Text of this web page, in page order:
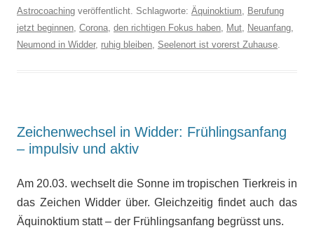
Astrocoaching veröffentlicht. Schlagworte: Äquinoktium, Berufung
jetzt beginnen, Corona, den richtigen Fokus haben, Mut, Neuanfang,
Neumond in Widder, ruhig bleiben, Seelenort ist vorerst Zuhause.
Zeichenwechsel in Widder: Frühlingsanfang
– impulsiv und aktiv
Am 20.03. wechselt die Sonne im tropischen Tierkreis in
das Zeichen Widder über. Gleichzeitig findet auch das
Äquinoktium statt – der Frühlingsanfang begrüsst uns.